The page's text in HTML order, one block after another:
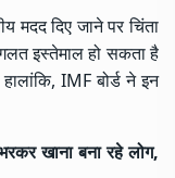
मदद दिए जाने पर चिंता
इस्तेमाल हो सकता है
IMF बोर्ड ने इन
खाना बना रहे लोग,